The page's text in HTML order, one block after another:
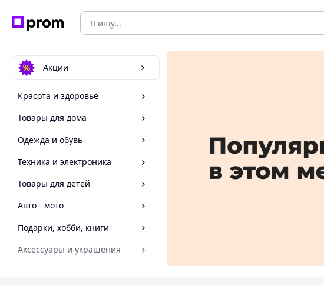
Акции
Красота и здоровье
Товары для дома
Одежда и обувь
Техника и электроника
Товары для детей
Авто - мото
Подарки, хобби, книги
Аксессуары и украшения